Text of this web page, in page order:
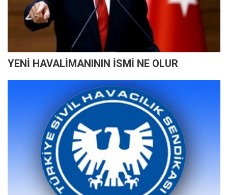
YENİ HAVALİMANININ İSMİ NE OLUR